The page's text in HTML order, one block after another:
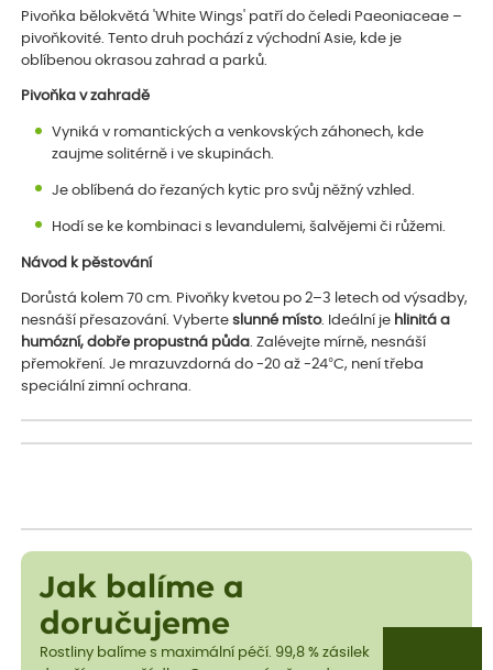
Pivoňka bělokvětá 'White Wings' patří do čeledi Paeoniaceae –
pivoňkovité. Tento druh pochází z východní Asie, kde je
oblíbenou okrasou zahrad a parků.
Pivoňka v zahradě
Vyniká v romantických a venkovských záhonech, kde
zaujme solitérně i ve skupinách.
Je oblíbená do řezaných kytic pro svůj něžný vzhled.
Hodí se ke kombinaci s levandulemi, šalvějemi či růžemi.
Návod k pěstování
Dorůstá kolem 70 cm. Pivoňky kvetou po 2–3 letech od výsadby,
nesnáší přesazování. Vyberteslunné místo. Ideální je hlinitá a
humózní, dobře propustná půda. Zalévejte mírně, nesnáší
přemokření. Je mrazuvzdorná do -20 až -24°C, není třeba
speciální zimní ochrana.
Jak balíme a
doručujeme
Rostliny balíme s maximální péčí. 99,8 % zásilek